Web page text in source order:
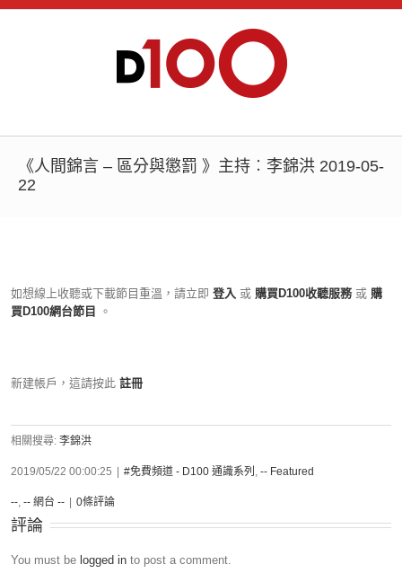
《人間錦言 – 區分與懲罰 》主持︰李錦洪 2019-05-
22
如想線上收聽或下載節目重溫，請立即 登入 或 購買D100收聽服務 或 購
買D100網台節目
。
新建帳戶，這請按此 註冊
相關搜尋: 李錦洪
2019/05/22 00:00:25 #免費頻道 - D100 通識系列 , -- Featured
--, -- 網台 -- 0條評論
評論
You must be logged in to post a comment.